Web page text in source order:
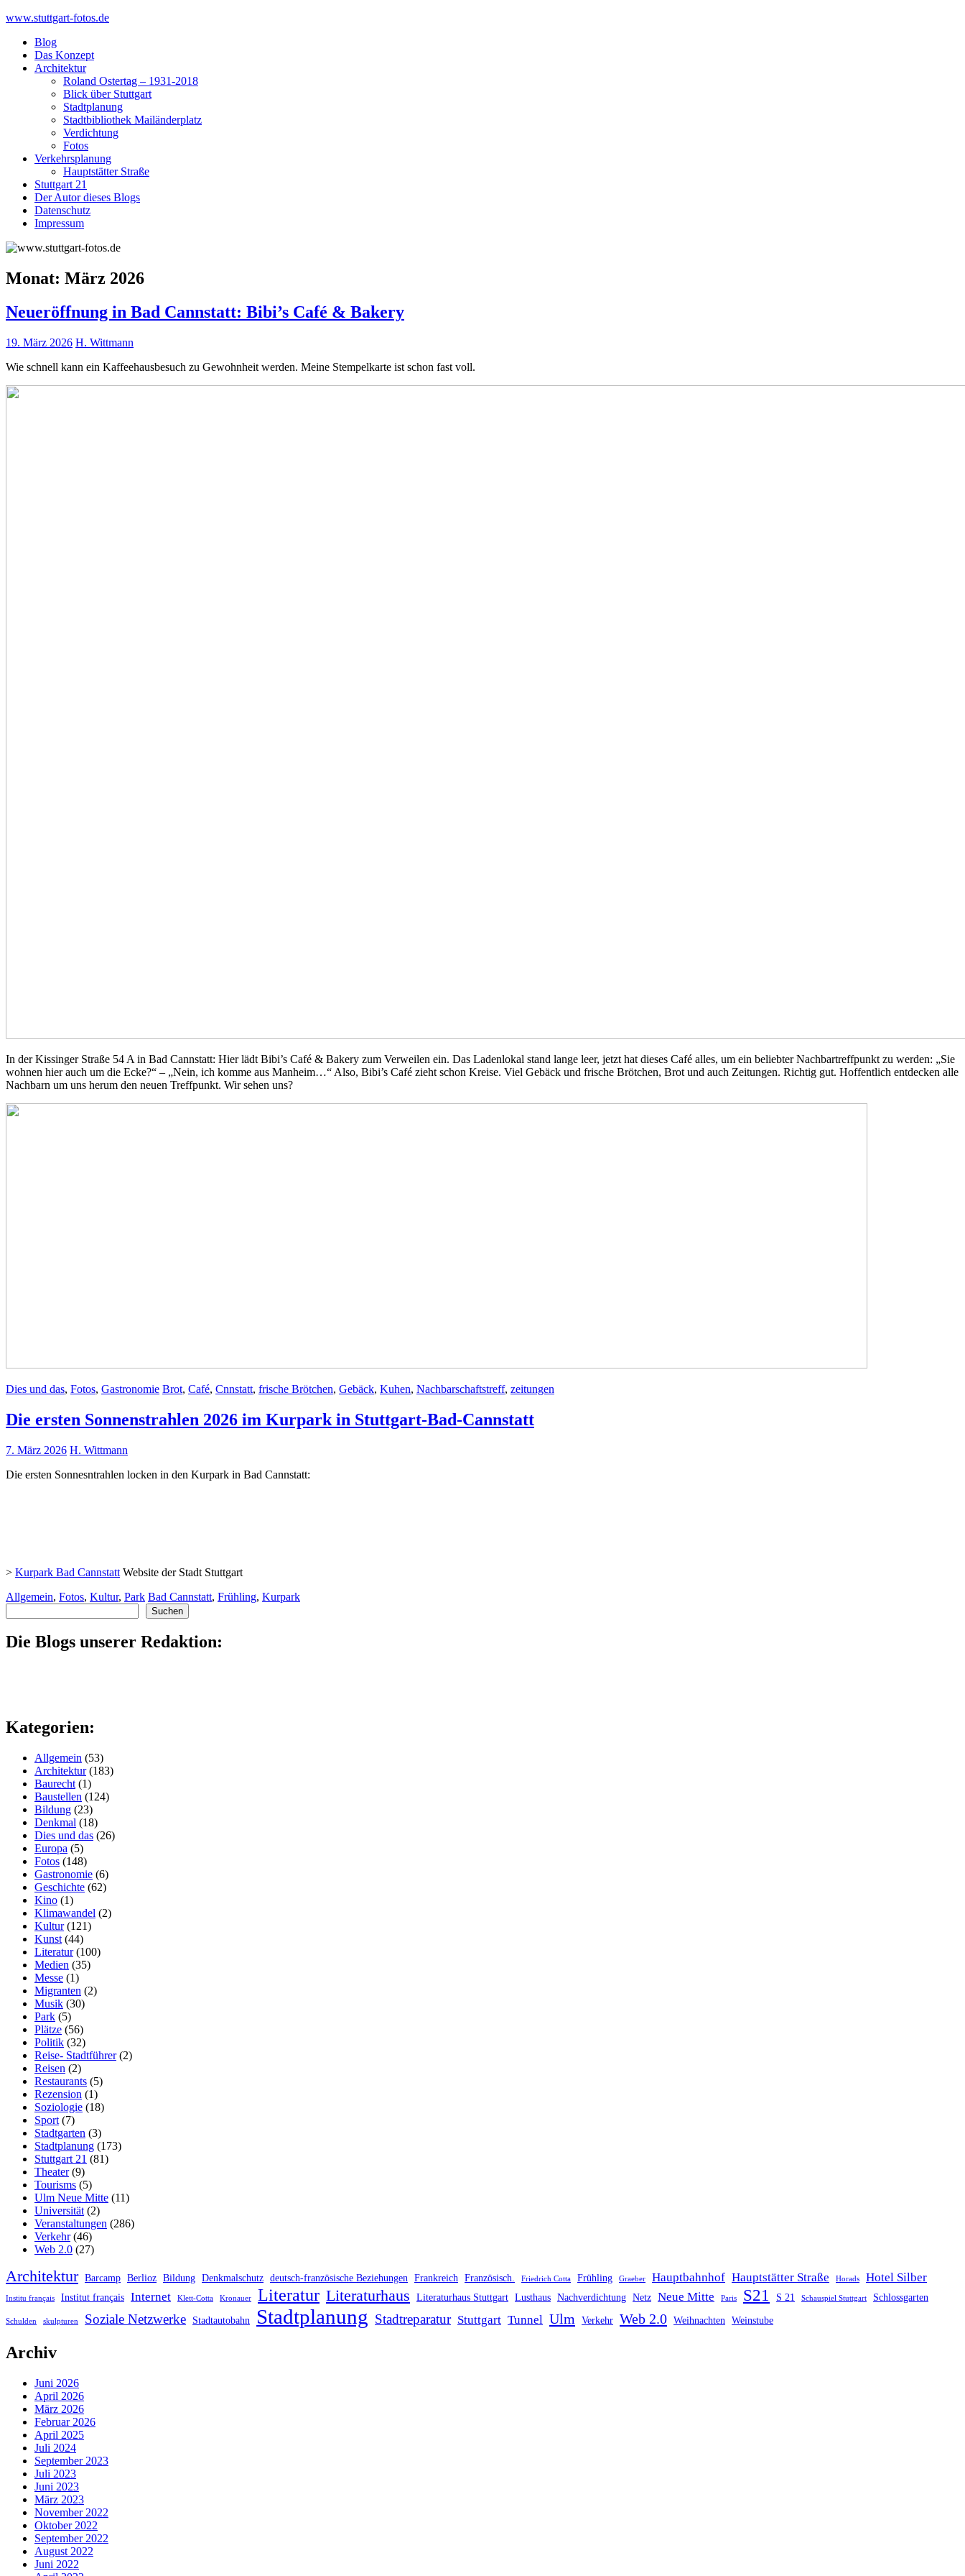
Skip
content
www.stuttgart-fotos.de
Blog
Das Konzept
Architektur
Roland Ostertag – 1931-2018
Blick über Stuttgart
Stadtplanung
Stadtbibliothek Mailänderplatz
Verdichtung
Fotos
Verkehrsplanung
Hauptstätter Straße
Stuttgart 21
Der Autor dieses Blogs
Datenschutz
Impressum
Monat: März 2026
Neueröffnung in Bad Cannstatt: Bibi’s Café & Bakery
19. März 2026 H. Wittmann
Wie schnell kann ein Kaffeehausbesuch zu Gewohnheit werden. Meine Stempelkarte ist schon fast voll.
In der Kissinger Straße 54 A in Bad Cannstatt: Hier lädt Bibi’s Café & Bakery zum Verweilen ein. Das Ladenlokal stand lange leer, jetzt hat dieses Café alles, um ein beliebter Nachbartreffpunkt zu werden: „Sie
wohnen hier auch um die Ecke?“ – „Nein, ich komme aus Manheim…“ Also, Bibi’s Café zieht schon Kreise. Viel Gebäck und frische Brötchen, Brot und auch Zeitungen. Richtig gut. Hoffentlich entdecken alle
Nachbarn um uns herum den neuen Treffpunkt. Wir sehen uns?
Dies und das, Fotos, Gastronomie Brot, Café, Cnnstatt, frische Brötchen, Gebäck, Kuhen, Nachbarschaftstreff, zeitungen
Die ersten Sonnenstrahlen 2026 im Kurpark in Stuttgart-Bad-Cannstatt
7. März 2026 H. Wittmann
Die ersten Sonnesntrahlen locken in den Kurpark in Bad Cannstatt:
> Kurpark Bad Cannstatt Website der Stadt Stuttgart
Allgemein, Fotos, Kultur, Park Bad Cannstatt, Frühling, Kurpark
Suchen
Die Blogs unserer Redaktion:
Kategorien:
Allgemein (53)
Architektur(183)
Baurecht (1)
Baustellen (124)
Bildung (23)
Denkmal (18)
Dies und das (26)
Europa (5)
Fotos (148)
Gastronomie (6)
Geschichte (62)
Kino (1)
Klimawandel (2)
Kultur(121)
Kunst (44)
Literatur(100)
Medien (35)
Messe (1)
Migranten (2)
Musik (30)
Park (5)
Plätze (56)
Politik (32)
Reise- Stadtführer(2)
Reisen (2)
Restaurants (5)
Rezension (1)
Soziologie (18)
Sport (7)
Stadtgarten (3)
Stadtplanung (173)
Stuttgart 21 (81)
Theater(9)
Tourisms (5)
Ulm Neue Mitte (11)
Universität (2)
Veranstaltungen (286)
Verkehr(46)
Web 2.0 (27)
Architektur Barcamp Berlioz Bildung Denkmalschutz deutsch-französische Beziehungen Frankreich Französisch. Friedrich Cotta Frühling Graeber Hauptbahnhof Hauptstätter Straße Horads Hotel Silber
Institu français Institut français Internet Klett-Cotta Kronauer Literatur Literaturhaus Literaturhaus Stuttgart Lusthaus Nachverdichtung Netz Neue Mitte Paris S21 S 21 Schauspiel Stuttgart Schlossgarten
Schulden skulpturen Soziale Netzwerke Stadtautobahn Stadtplanung Stadtreparatur Stuttgart Tunnel Ulm Verkehr Web 2.0 Weihnachten Weinstube
Archiv
Juni 2026
April 2026
März 2026
Februar 2026
April 2025
Juli 2024
September 2023
Juli 2023
Juni 2023
März 2023
November 2022
Oktober 2022
September 2022
August 2022
Juni 2022